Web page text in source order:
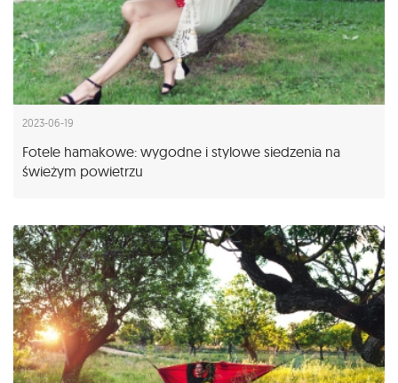
2023-06-19
Fotele hamakowe: wygodne i stylowe siedzenia na
świeżym powietrzu